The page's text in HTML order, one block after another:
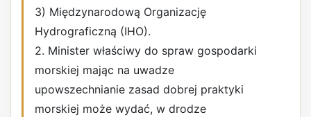
3) Międzynarodową Organizację
Hydrograficzną (IHO).
2. Minister właściwy do spraw gospodarki
morskiej mając na uwadze
upowszechnianie zasad dobrej praktyki
morskiej może wydać, w drodze